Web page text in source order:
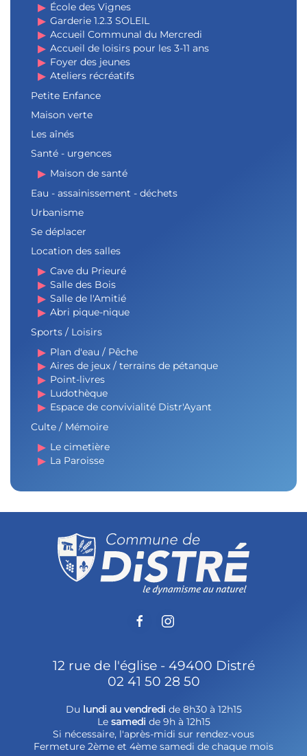
École des Vignes
Garderie 1.2.3 SOLEIL
Accueil Communal du Mercredi
Accueil de loisirs pour les 3-11 ans
Foyer des jeunes
Ateliers récréatifs
Petite Enfance
Maison verte
Les aînés
Santé - urgences
Maison de santé
Eau - assainissement - déchets
Urbanisme
Se déplacer
Location des salles
Cave du Prieuré
Salle des Bois
Salle de l'Amitié
Abri pique-nique
Sports / Loisirs
Plan d'eau / Pêche
Aires de jeux / terrains de pétanque
Point-livres
Ludothèque
Espace de convivialité Distr'Ayant
Culte / Mémoire
Le cimetière
La Paroisse
12 rue de l'église - 49400 Distré
02 41 50 28 50
Du lundi au vendredi de 8h30 à 12h15
Le samedi de 9h à 12h15
Si nécessaire, l'après-midi sur rendez-vous
Fermeture 2ème et 4ème samedi de chaque mois